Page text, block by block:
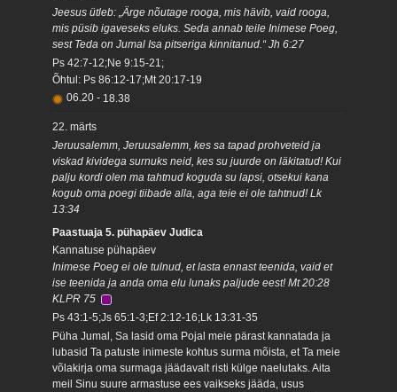
Jeesus ütleb: „Ärge nõutage rooga, mis hävib, vaid rooga,
mis püsib igaveseks eluks. Seda annab teile Inimese Poeg,
sest Teda on Jumal Isa pitseriga kinnitanud.“ Jh 6:27
Ps 42:7-12;Ne 9:15-21;
Õhtul: Ps 86:12-17;Mt 20:17-19
06.20 - 18.38
22. märts
Jeruusalemm, Jeruusalemm, kes sa tapad prohveteid ja
viskad kividega surnuks neid, kes su juurde on läkitatud! Kui
palju kordi olen ma tahtnud koguda su lapsi, otsekui kana
kogub oma poegi tiibade alla, aga teie ei ole tahtnud! Lk
13:34
Paastuaja 5. pühapäev Judica
Kannatuse pühapäev
Inimese Poeg ei ole tulnud, et lasta ennast teenida, vaid et
ise teenida ja anda oma elu lunaks paljude eest! Mt 20:28
KLPR 75
Ps 43:1-5;Js 65:1-3;Ef 2:12-16;Lk 13:31-35
Püha Jumal, Sa lasid oma Pojal meie pärast kannatada ja
lubasid Ta patuste inimeste kohtus surma mõista, et Ta meie
võlakirja oma surmaga jäädavalt risti külge naelutaks. Aita
meil Sinu suure armastuse ees vaikseks jääda, usus